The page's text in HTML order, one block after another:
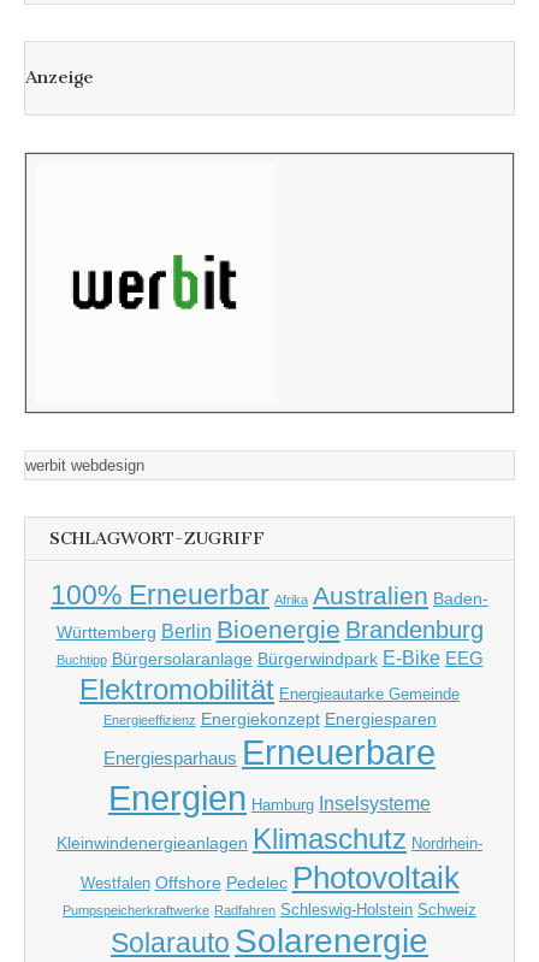
Anzeige
werbit webdesign
SCHLAGWORT-ZUGRIFF
100% Erneuerbar Afrika Australien Baden-
Württemberg Berlin Bioenergie Brandenburg
Buchtipp Bürgersolaranlage Bürgerwindpark E-Bike EEG
Elektromobilität Energieautarke Gemeinde
Energieeffizienz Energiekonzept Energiesparen
Energiesparhaus Erneuerbare
Energien Hamburg Inselsysteme
Kleinwindenergieanlagen Klimaschutz Nordrhein-
Westfalen Offshore Pedelec Photovoltaik
Pumpspeicherkraftwerke Radfahren Schleswig-Holstein Schweiz
Solarauto Solarenergie